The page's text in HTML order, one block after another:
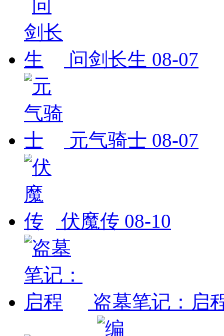
问剑长生 08-07
元气骑士 08-07
伏魔传 08-10
盗墓笔记：启